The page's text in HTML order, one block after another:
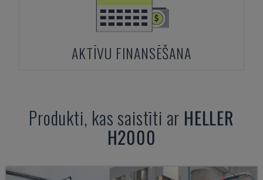
AKTĪVU FINANSĒŠANA
Produkti, kas saistīti ar HELLER
H2000